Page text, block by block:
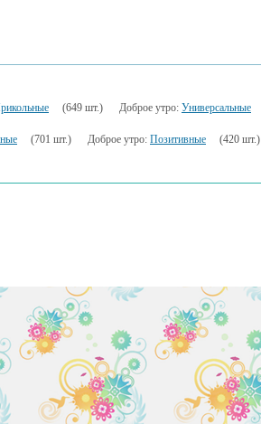
(649 шт.) Доброе утро: Универсальные
(701 шт.) Доброе утро: Позитивные (420 шт.)